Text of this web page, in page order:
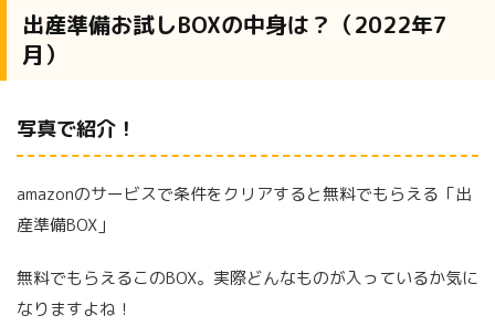
出産準備お試しBOXの中身は？（2022年7
月）
写真で紹介！
amazonのサービスで条件をクリアすると無料でもらえる「出
産準備BOX」
無料でもらえるこのBOX。実際どんなものが入っているか気に
なりますよね！